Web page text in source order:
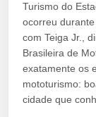
Turismo do
ocorreu
com Teiga Jr.,
Brasileira de
exatamente os
mototurismo:
cidade que